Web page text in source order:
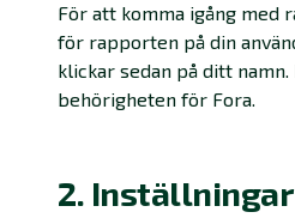
För att komma igång med
för rapporten på din
klickar sedan på ditt
behörigheten för Fora.
2.